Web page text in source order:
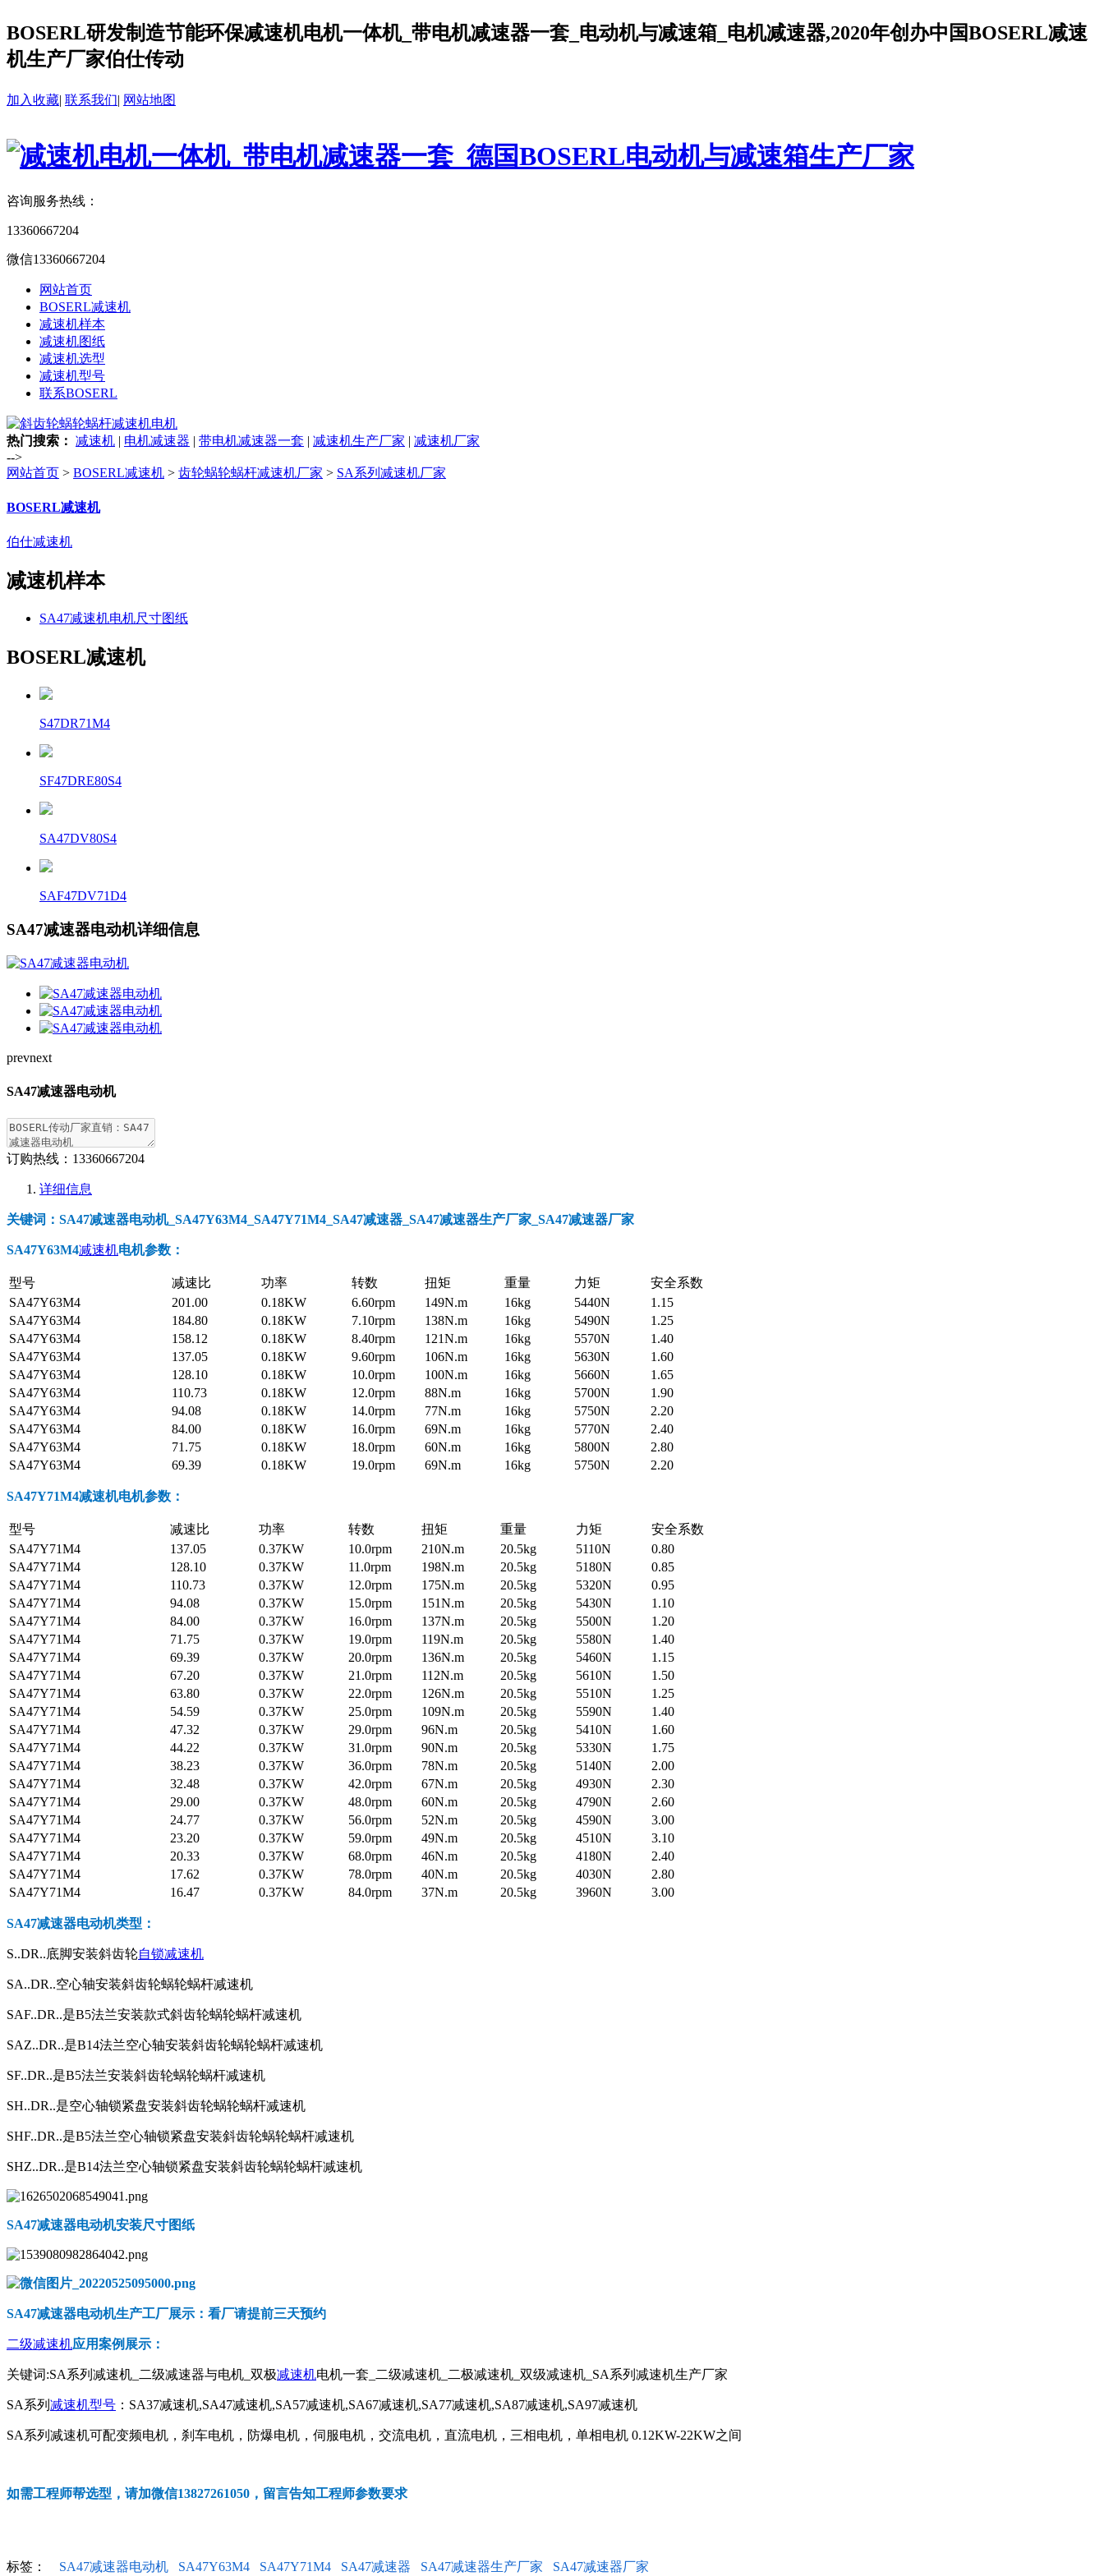
BOSERL研发制造节能环保减速机电机一体机_带电机减速器一套_电动机与减速箱_电机减速器,2020年创办中国BOSERL减速
机生产厂家伯仕传动
加入收藏| 联系我们| 网站地图
咨询服务热线：
13360667204
微信13360667204
网站首页
BOSERL减速机
减速机样本
减速机图纸
减速机选型
减速机型号
联系BOSERL
热门搜索： 减速机 | 电机减速器 | 带电机减速器一套 | 减速机生产厂家 | 减速机厂家
-->
网站首页 > BOSERL减速机 > 齿轮蜗轮蜗杆减速机厂家 > SA系列减速机厂家
BOSERL减速机
伯仕减速机
减速机样本
SA47减速机电机尺寸图纸
BOSERL减速机
S47DR71M4
SF47DRE80S4
SA47DV80S4
SAF47DV71D4
SA47减速器电动机详细信息
prevnext
SA47减速器电动机
订购热线： 13360667204
详细信息
关键词：SA47减速器电动机_SA47Y63M4_SA47Y71M4_SA47减速器_SA47减速器生产厂家_SA47减速器厂家
SA47Y63M4减速机电机参数 ：
型号 减速比 功率 转数 扭矩 重量 力矩
安全系数
SA47Y63M4
201.00 0.18KW 6.60rpm 149N.m 16kg 5440N
1.15
SA47Y63M4
184.80 0.18KW 7.10rpm 138N.m 16kg 5490N
1.25
SA47Y63M4
158.12 0.18KW 8.40rpm 121N.m 16kg 5570N
1.40
SA47Y63M4
137.05 0.18KW 9.60rpm 106N.m 16kg 5630N
1.60
SA47Y63M4
128.10 0.18KW 10.0rpm 100N.m 16kg 5660N
1.65
SA47Y63M4
110.73 0.18KW 12.0rpm 88N.m 16kg 5700N
1.90
SA47Y63M4
94.08 0.18KW 14.0rpm 77N.m 16kg 5750N
2.20
SA47Y63M4
84.00 0.18KW 16.0rpm 69N.m 16kg 5770N
2.40
SA47Y63M4
71.75 0.18KW 18.0rpm 60N.m 16kg 5800N
2.80
SA47Y63M4
69.39 0.18KW 19.0rpm 69N.m 16kg 5750N 2.20
SA47Y71M4减速机电机参数 ：
型号 减速比 功率 转数 扭矩 重量 力矩
安全系数
SA47Y71M4
137.05 0.37KW 10.0rpm 210N.m 20.5kg 5110N
0.80
SA47Y71M4
128.10 0.37KW 11.0rpm 198N.m 20.5kg 5180N
0.85
SA47Y71M4
110.73 0.37KW 12.0rpm 175N.m 20.5kg 5320N
0.95
SA47Y71M4
94.08 0.37KW 15.0rpm 151N.m 20.5kg 5430N
1.10
SA47Y71M4
84.00 0.37KW 16.0rpm 137N.m 20.5kg 5500N
1.20
SA47Y71M4
71.75 0.37KW 19.0rpm 119N.m 20.5kg 5580N
1.40
SA47Y71M4
69.39 0.37KW 20.0rpm 136N.m 20.5kg 5460N
1.15
SA47Y71M4
67.20 0.37KW 21.0rpm 112N.m 20.5kg 5610N
1.50
SA47Y71M4
63.80 0.37KW 22.0rpm 126N.m 20.5kg 5510N
1.25
SA47Y71M4
54.59 0.37KW 25.0rpm 109N.m 20.5kg 5590N
1.40
SA47Y71M4
47.32 0.37KW 29.0rpm 96N.m 20.5kg 5410N
1.60
SA47Y71M4
44.22 0.37KW 31.0rpm 90N.m 20.5kg 5330N
1.75
SA47Y71M4
38.23 0.37KW 36.0rpm 78N.m 20.5kg 5140N
2.00
SA47Y71M4
32.48 0.37KW 42.0rpm 67N.m 20.5kg 4930N
2.30
SA47Y71M4
29.00 0.37KW 48.0rpm 60N.m 20.5kg 4790N
2.60
SA47Y71M4
24.77 0.37KW 56.0rpm 52N.m 20.5kg 4590N
3.00
SA47Y71M4
23.20 0.37KW 59.0rpm 49N.m 20.5kg 4510N
3.10
SA47Y71M4
20.33 0.37KW 68.0rpm 46N.m 20.5kg 4180N
2.40
SA47Y71M4
17.62 0.37KW 78.0rpm 40N.m 20.5kg 4030N
2.80
SA47Y71M4
16.47 0.37KW 84.0rpm 37N.m 20.5kg 3960N 3.00
SA47减速器电动机类型：
S..DR..底脚安装斜齿轮自锁减速机
SA..DR..空心轴安装斜齿轮蜗轮蜗杆减速机
SAF..DR..是B5法兰安装款式斜齿轮蜗轮蜗杆减速机
SAZ..DR..是B14法兰空心轴安装斜齿轮蜗轮蜗杆减速机
SF..DR..是B5法兰安装斜齿轮蜗轮蜗杆减速机
SH..DR..是空心轴锁紧盘安装斜齿轮蜗轮蜗杆减速机
SHF..DR..是B5法兰空心轴锁紧盘安装斜齿轮蜗轮蜗杆减速机
SHZ..DR..是B14法兰空心轴锁紧盘安装斜齿轮蜗轮蜗杆减速机
SA47减速器电动机安装尺寸图纸
SA47减速器电动机生产工厂展示：看厂请提前三天预约
二级减速机应用案例展示：
关键词:SA系列减速机_二级减速器与电机_双极减速机电机一套_二级减速机_二极减速机_双级减速机_SA系列减速机生产厂家
SA系列 减速机型号 ：SA37减速机,SA47减速机,SA57减速机,SA67减速机,SA77减速机,SA87减速机,SA97减速机
SA系列减速机可配变频电机，刹车电机，防爆电机，伺服电机，交流电机，直流电机，三相电机，单相电机 0.12KW-22KW之间
如需工程师帮选型，请加微信13827261050，留言告知工程师参数要求
标签： SA47减速器电动机 SA47Y63M4 SA47Y71M4 SA47减速器 SA47减速器生产厂家 SA47减速器厂家